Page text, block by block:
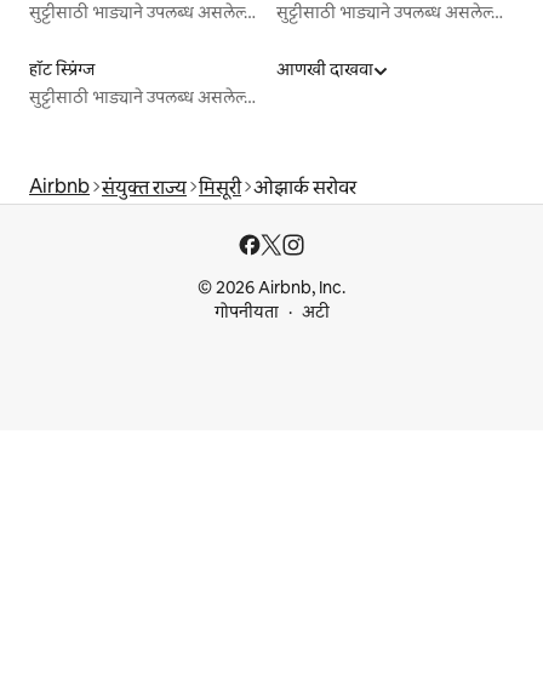
सुट्टीसाठी भाड्याने उपलब्ध असलेल्या जागा
सुट्टीसाठी भाड्याने उपलब्ध असलेल्या जागा
हॉट स्प्रिंग्ज
सुट्टीसाठी भाड्याने उपलब्ध असलेल्या जागा
आणखी दाखवा
Airbnb संयुक्त राज्य मिसूरी ओझार्क सरोवर
© 2026 Airbnb, Inc.
गोपनीयता
अटी